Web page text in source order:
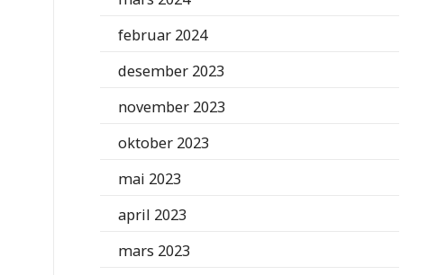
februar 2024
desember 2023
november 2023
oktober 2023
mai 2023
april 2023
mars 2023